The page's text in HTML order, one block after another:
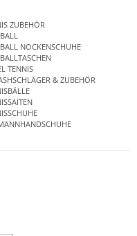
ZUBEHÖR
NOCKENSCHUHE
TENNIS
& ZUBEHÖR